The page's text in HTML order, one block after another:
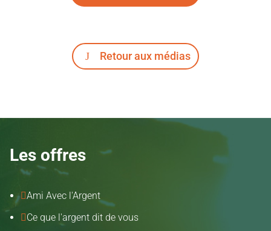
Retour aux médias
Les offres
Ami Avec l'Argent
Ce que l'argent dit de vous